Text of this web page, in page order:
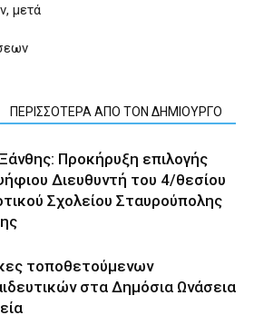
μετά
ΠΕΡΙΣΣΟΤΕΡΑ ΑΠΟ ΤΟΝ ΔΗΜΙΟΥΡΓΟ
Προκήρυξη επιλογής
Διευθυντή του 4/θεσίου
Σχολείου Σταυρούπολης
τοποθετούμενων
στα Δημόσια Ωνάσεια